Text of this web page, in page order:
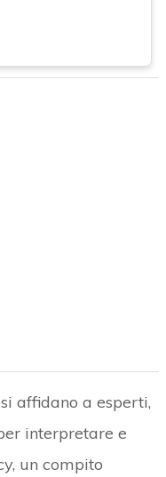
affidano a esperti,
interpretare e
un compito